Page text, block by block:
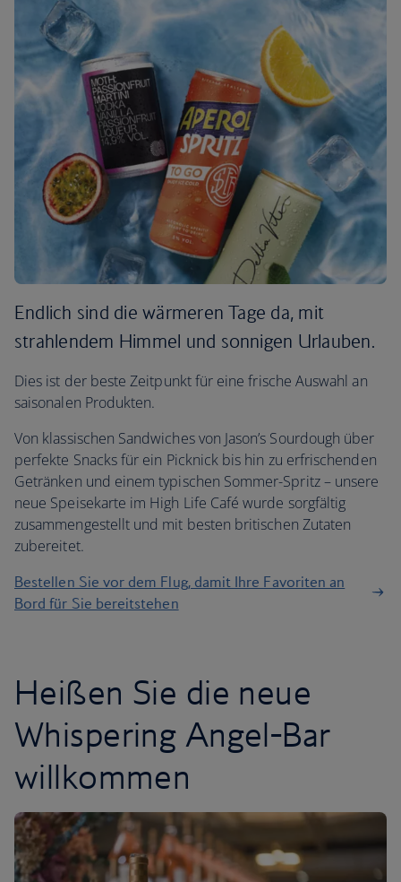
Endlich sind die wärmeren Tage da, mit
strahlendem Himmel und sonnigen Urlauben.
Dies ist der beste Zeitpunkt für eine frische Auswahl an
saisonalen Produkten.
Von klassischen Sandwiches von Jason’s Sourdough über
perfekte Snacks für ein Picknick bis hin zu erfrischenden
Getränken und einem typischen Sommer-Spritz – unsere
neue Speisekarte im High Life Café wurde sorgfältig
zusammengestellt und mit besten britischen Zutaten
zubereitet.
Bestellen Sie vor dem Flug, damit Ihre Favoriten an
Bord für Sie bereitstehen
Heißen Sie die neue
Whispering Angel-Bar
willkommen